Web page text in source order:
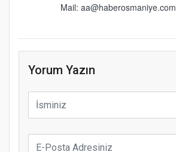
Mail: aa@haberosmaniye.com
Yorum Yazın